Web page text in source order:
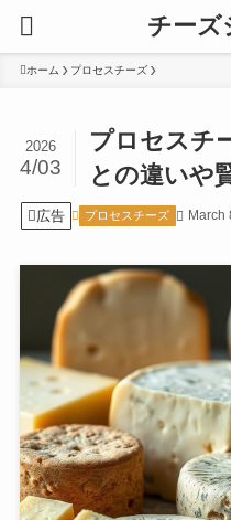
チーズ
ホーム プロセスチーズ
プロセスチ
との違いや
2026
4/03
広告 プロセスチーズ March